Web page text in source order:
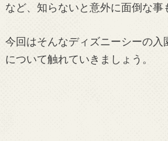
など、知らないと意外に面倒な事
今回はそんなディズニーシーの入
について触れていきましょう。